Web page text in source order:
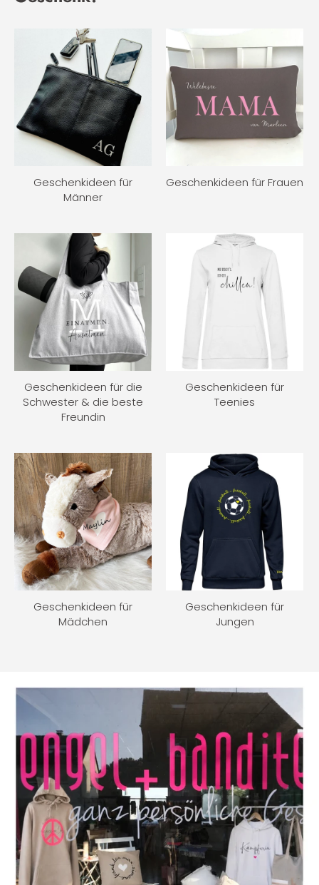
Geschenkideen für
Männer
Geschenkideen für Frauen
Geschenkideen für die
Schwester & die beste
Freundin
Geschenkideen für
Teenies
Geschenkideen für
Mädchen
Geschenkideen für
Jungen